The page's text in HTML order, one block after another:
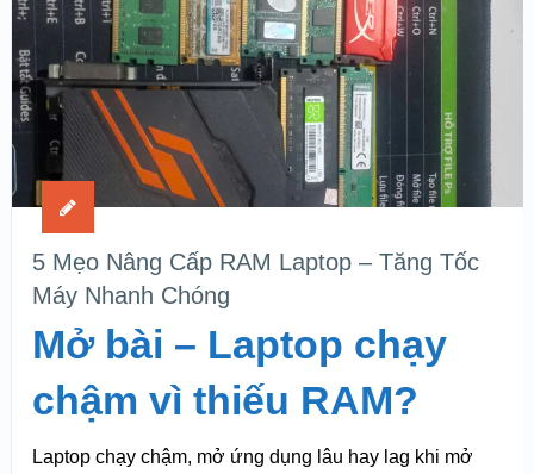
5 Mẹo Nâng Cấp RAM Laptop – Tăng Tốc
Máy Nhanh Chóng
Mở bài – Laptop chạy
chậm vì thiếu RAM?
Laptop chạy chậm, mở ứng dụng lâu hay lag khi mở